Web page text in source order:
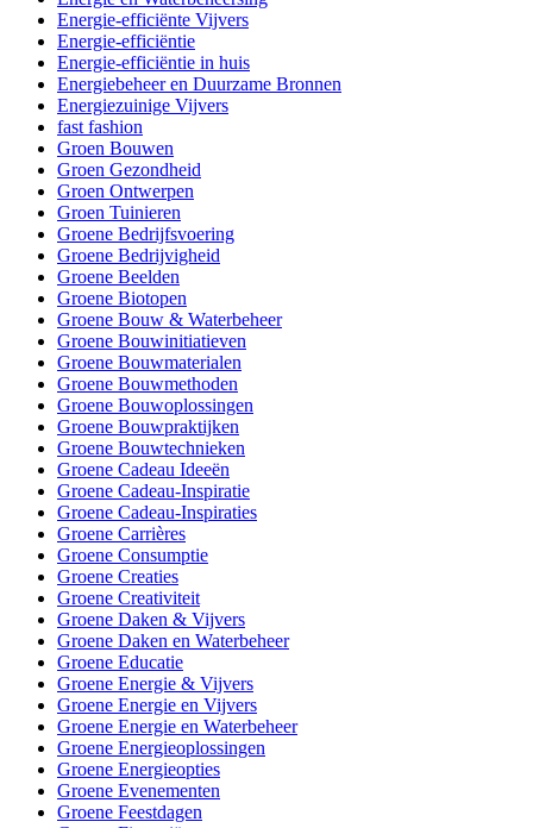
Energie-efficiënte Vijvers
Energie-efficiëntie
Energie-efficiëntie in huis
Energiebeheer en Duurzame Bronnen
Energiezuinige Vijvers
fast fashion
Groen Bouwen
Groen Gezondheid
Groen Ontwerpen
Groen Tuinieren
Groene Bedrijfsvoering
Groene Bedrijvigheid
Groene Beelden
Groene Biotopen
Groene Bouw & Waterbeheer
Groene Bouwinitiatieven
Groene Bouwmaterialen
Groene Bouwmethoden
Groene Bouwoplossingen
Groene Bouwpraktijken
Groene Bouwtechnieken
Groene Cadeau Ideeën
Groene Cadeau-Inspiratie
Groene Cadeau-Inspiraties
Groene Carrières
Groene Consumptie
Groene Creaties
Groene Creativiteit
Groene Daken & Vijvers
Groene Daken en Waterbeheer
Groene Educatie
Groene Energie & Vijvers
Groene Energie en Vijvers
Groene Energie en Waterbeheer
Groene Energieoplossingen
Groene Energieopties
Groene Evenementen
Groene Feestdagen